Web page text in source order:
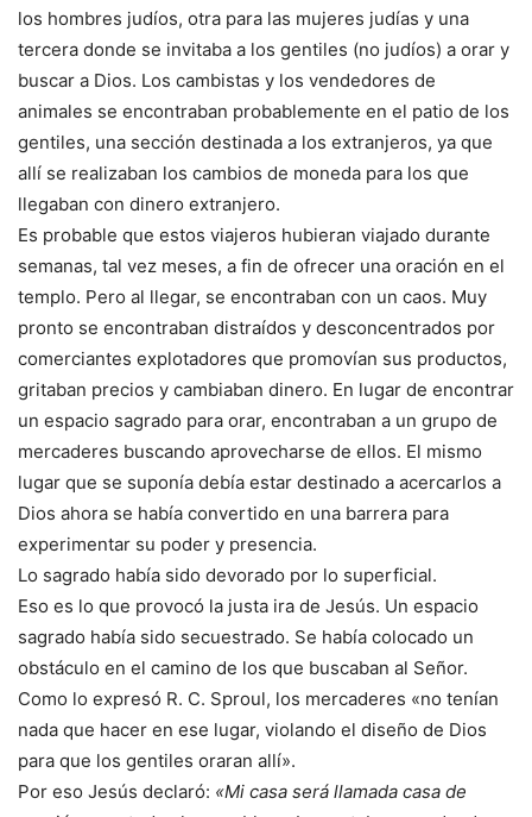
los hombres judíos, otra para las mujeres judías y una
tercera donde se invitaba a los gentiles (no judíos) a orar y
buscar a Dios. Los cambistas y los vendedores de
animales se encontraban probablemente en el patio de los
gentiles, una sección destinada a los extranjeros, ya que
allí se realizaban los cambios de moneda para los que
llegaban con dinero extranjero.
Es probable que estos viajeros hubieran viajado durante
semanas, tal vez meses, a fin de ofrecer una oración en el
templo. Pero al llegar, se encontraban con un caos. Muy
pronto se encontraban distraídos y desconcentrados por
comerciantes explotadores que promovían sus productos,
gritaban precios y cambiaban dinero. En lugar de encontrar
un espacio sagrado para orar, encontraban a un grupo de
mercaderes buscando aprovecharse de ellos. El mismo
lugar que se suponía debía estar destinado a acercarlos a
Dios ahora se había convertido en una barrera para
experimentar su poder y presencia.
Lo sagrado había sido devorado por lo superficial.
Eso es lo que provocó la justa ira de Jesús. Un espacio
sagrado había sido secuestrado. Se había colocado un
obstáculo en el camino de los que buscaban al Señor.
Como lo expresó R. C. Sproul, los mercaderes «no tenían
nada que hacer en ese lugar, violando el diseño de Dios
para que los gentiles oraran allí».
Por eso Jesús declaró: «Mi casa será llamada casa de